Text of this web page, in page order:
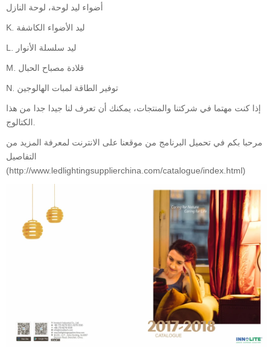
أضواء ليد لوحة، لوحة النازل
K. ليد الأضواء الكاشفة
L. ليد سلسلة الأنوار
M. قلادة مصباح الحبال
N. توفير الطاقة لمبات الهالوجين
إذا كنت مهتما في شركتنا والمنتجات، يمكنك أن تعرف لنا جيدا جدا من هذا
مرحبا بكم في تحميل البرنامج من موقعنا على الانترنت لمعرفة المزيد من
التفاصيل
(http://www.ledlightingsupplierchina.com/catalogue/index.html)